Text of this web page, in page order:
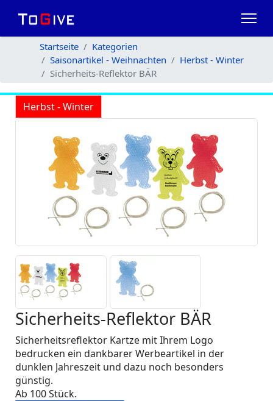
Startseite
Kategorien
Saisonartikel - Weihnachten
Herbst - Winter
Sicherheits-Reflektor BÄR
Herbst - Winter
Sicherheits-Reflektor BÄR
Sicherheitsreflektor Kartze mit Ihrem Logo
bedrucken ein dankbarer Werbeartikel in der
dunklen Jahreszeit und dazu noch besonders
günstig.
Ab 100 Stück.